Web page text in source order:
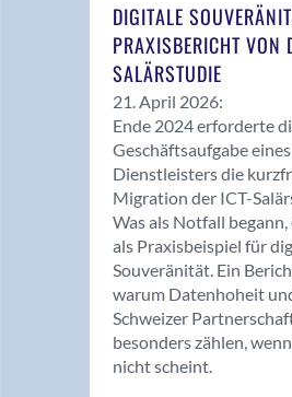
DIGITALE
PRAXISBERICHT VON
SALÄRSTUDIE
21. April 2026:
Ende 2024 erforderte
Geschäftsaufgabe eines
Dienstleisters die
Migration der ICT-
Was als Notfall begann,
als Praxisbeispiel für
Souveränität. Ein
warum Datenhoheit
Schweizer
besonders zählen,
nicht scheint.